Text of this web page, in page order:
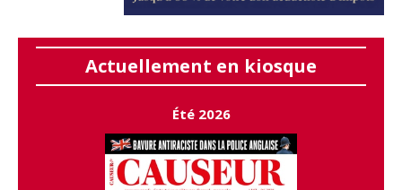
Actuellement en kiosque
Été 2026